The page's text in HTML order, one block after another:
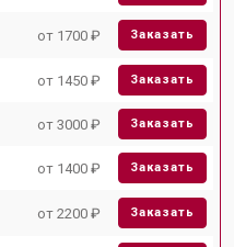
от 1700 ₽ Заказать
от 1450 ₽ Заказать
от 3000 ₽ Заказать
от 1400 ₽ Заказать
от 2200 ₽ Заказать